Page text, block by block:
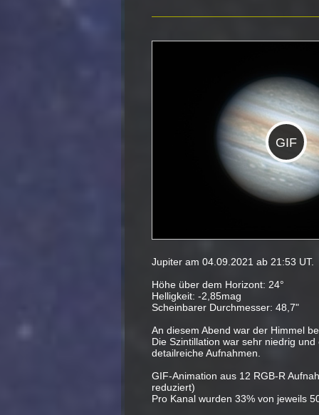
GIF
Jupiter am 04.09.2021 ab 21:53 UT.
Höhe über dem Horizont: 24°
Helligkeit: -2,85mag
Scheinbarer Durchmesser: 48,7"
An diesem Abend war der Himmel
Die Szintillation war sehr niedrig
detailreiche Aufnahmen.
GIF-Animation aus 12 RGB-R
reduziert)
Pro Kanal wurden 33% von jeweils